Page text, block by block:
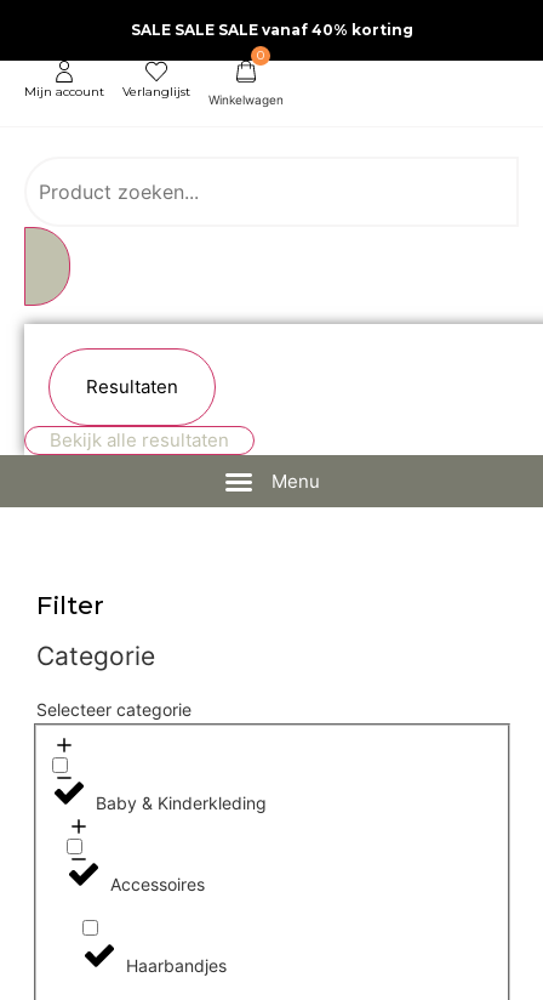
SALE SALE SALE vanaf 40% korting
Resultaten
Bekijk alle resultaten
Mijn account Verlanglijst
0
Filter
Categorie
Selecteer categorie
Baby & Kinderkleding
Accessoires
Haarbandjes